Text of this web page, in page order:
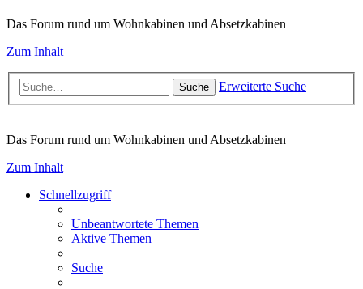
Das Forum rund um Wohnkabinen und Absetzkabinen
Zum Inhalt
Suche Erweiterte Suche
Das Forum rund um Wohnkabinen und Absetzkabinen
Zum Inhalt
Schnellzugriff
Unbeantwortete Themen
Aktive Themen
Suche